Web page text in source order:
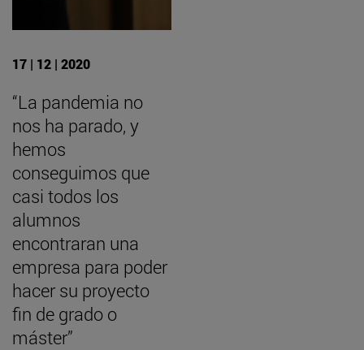
17 | 12 | 2020
“La pandemia no
nos ha parado, y
hemos
conseguimos que
casi todos los
alumnos
encontraran una
empresa para poder
hacer su proyecto
fin de grado o
máster”